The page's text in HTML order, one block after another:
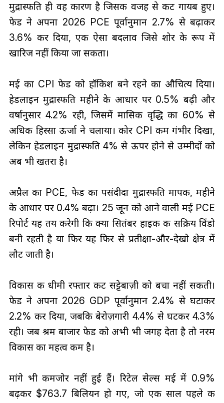
मुद्रास्फीति ही वह कारण है जिसकी वजह से कट गायब हुए।
फेड ने अपना 2026 PCE पूर्वानुमान 2.7% से बढ़ाकर
3.6% कर दिया, एक ऐसा बदलाव जिसे शोर के रूप में
खारिज नहीं किया जा सकता।
मई का CPI फेड को हॉकिश बने रहने का औचित्य दिया।
हेडलाइन मुद्रास्फीति महीने के आधार पर 0.5% बढ़ी और
वर्षानुसार 4.2% रही, जिसमें मासिक वृद्धि का 60% से
अधिक हिस्सा ऊर्जा ने चलाया। कोर CPI कम गंभीर दिखा,
लेकिन हेडलाइन मुद्रास्फीति 4% से ऊपर होने से उम्मीदों को
अब भी खतरा है।
अप्रैल का PCE, फेड का पसंदीदा मुद्रास्फीति मापक, महीने
के आधार पर 0.4% बढ़ा। 25 जून को आने वाली मई PCE
रिपोर्ट यह तय करेगी कि क्या सितंबर हाइक की सक्रिय विंडो
बनी रहती है या फिर यह फिर से प्रतीक्षा-और-देखो क्षेत्र में
लौट जाती है।
विकास की धीमी रफ्तार कट सट्टेबाज़ी को बचा नहीं सकती।
फेड ने अपना 2026 GDP पूर्वानुमान 2.4% से घटाकर
2.2% कर दिया, जबकि बेरोज़गारी 4.4% से घटकर 4.3%
रही। जब श्रम बाजार फेड को अभी भी जगह देता है तो नरम
विकास का महत्व कम है।
मांगे भी कमजोर नहीं हुई हैं। रिटेल सेल्स मई में 0.9%
बढ़कर $763.7 बिलियन हो गए, जो एक साल पहले की